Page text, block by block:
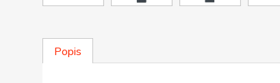
Popis